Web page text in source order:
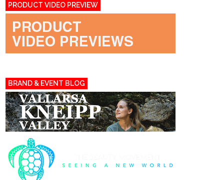
PRODUCT VIDEO PREVIEW
BRAND & EVENT BLOG